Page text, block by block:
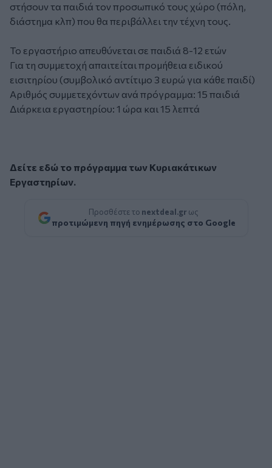
στήσουν τα παιδιά τον προσωπικό τους χώρο (πόλη,
διάστημα κλπ) που θα περιβάλλει την τέχνη τους.
Το εργαστήριο απευθύνεται σε παιδιά 8-12 ετών
Για τη συμμετοχή απαιτείται προμήθεια ειδικού
εισιτηρίου (συμβολικό αντίτιμο 3 ευρώ για κάθε παιδί)
Αριθμός συμμετεχόντων ανά πρόγραμμα: 15 παιδιά
Διάρκεια εργαστηρίου: 1 ώρα και 15 λεπτά
Δείτε εδώ το πρόγραμμα των Κυριακάτικων
Εργαστηρίων.
Προσθέστε το nextdeal.gr ως
προτιμώμενη πηγή ενημέρωσης στο Google